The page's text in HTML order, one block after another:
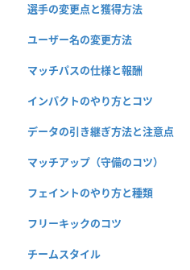
選手の変更点と獲得方法
ユーザー名の変更方法
マッチパスの仕様と報酬
インパクトのやり方とコツ
データの引き継ぎ方法と注意点
マッチアップ（守備のコツ）
フェイントのやり方と種類
フリーキックのコツ
チームスタイル